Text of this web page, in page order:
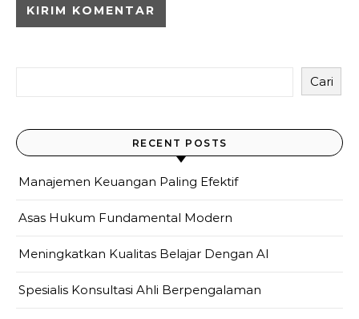
Cari
RECENT POSTS
Manajemen Keuangan Paling Efektif
Asas Hukum Fundamental Modern
Meningkatkan Kualitas Belajar Dengan AI
Spesialis Konsultasi Ahli Berpengalaman